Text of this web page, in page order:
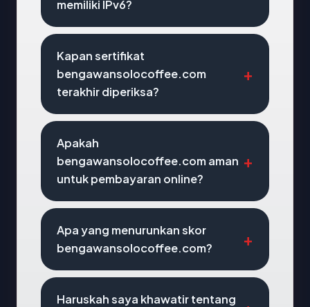
memiliki IPv6?
Kapan sertifikat
bengawansolocoffee.com
terakhir diperiksa?
Apakah
bengawansolocoffee.com aman
untuk pembayaran online?
Apa yang menurunkan skor
bengawansolocoffee.com?
Haruskah saya khawatir tentang